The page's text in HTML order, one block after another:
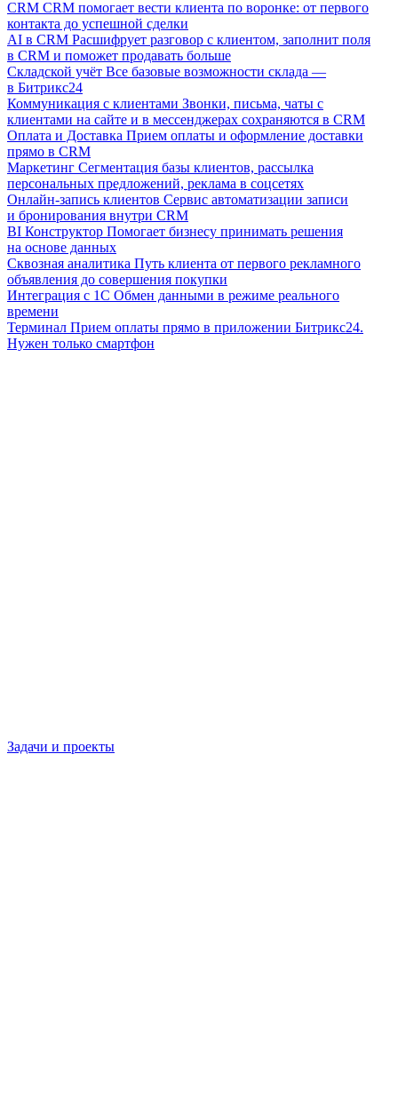
CRM CRM помогает вести клиента по воронке: от первого
контакта до успешной сделки
AI в CRM Расшифрует разговор с клиентом, заполнит поля
в CRM и поможет продавать больше
Складской учёт Все базовые возможности склада —
в Битрикс24
Коммуникация с клиентами Звонки, письма, чаты с
клиентами на сайте и в мессенджерах сохраняются в CRM
Оплата и Доставка Прием оплаты и оформление доставки
прямо в CRM
Маркетинг Сегментация базы клиентов, рассылка
персональных предложений, реклама в соцсетях
Онлайн-запись клиентов Сервис автоматизации записи
и бронирования внутри CRM
BI Конструктор Помогает бизнесу принимать решения
на основе данных
Сквозная аналитика Путь клиента от первого рекламного
объявления до совершения покупки
Интеграция с 1С Обмен данными в режиме реального
времени
Терминал Прием оплаты прямо в приложении Битрикс24.
Нужен только смартфон
Задачи и проекты